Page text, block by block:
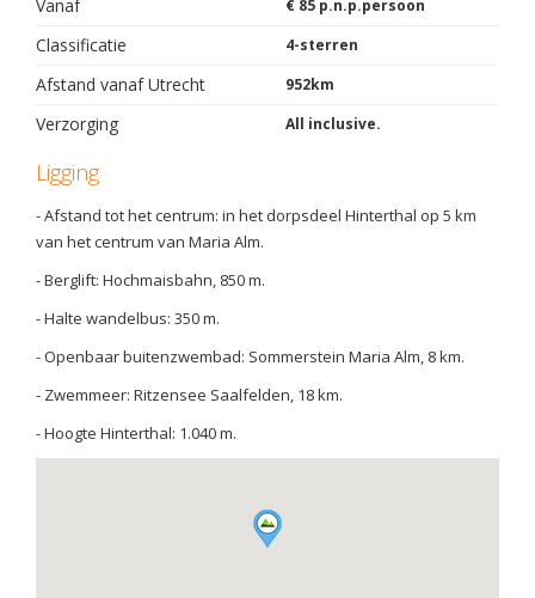
Vanaf € 85 p.n.p.persoon
Classificatie 4-sterren
Afstand vanaf Utrecht 952km
Verzorging All inclusive.
Ligging
- Afstand tot het centrum: in het dorpsdeel Hinterthal op 5 km
van het centrum van Maria Alm.
- Berglift: Hochmaisbahn, 850 m.
- Halte wandelbus: 350 m.
- Openbaar buitenzwembad: Sommerstein Maria Alm, 8 km.
- Zwemmeer: Ritzensee Saalfelden, 18 km.
- Hoogte Hinterthal: 1.040 m.